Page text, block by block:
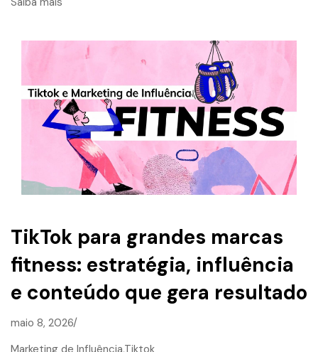
TikTok para grandes marcas
fitness: estratégia, influência
e conteúdo que gera resultado
maio 8, 2026/
Marketing de Influência,Tiktok